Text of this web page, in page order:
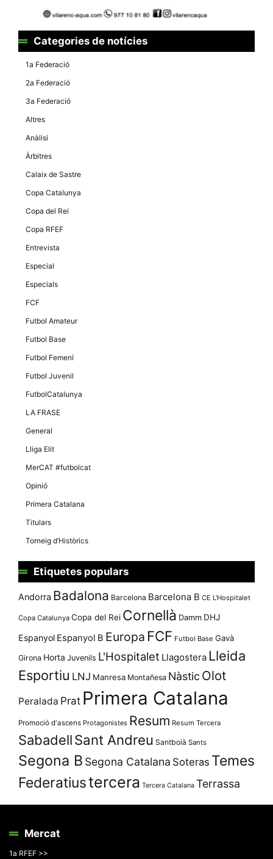
Categories de notícies
1a Federació
2a Federació
3a Federació
Altres
Anàlisi
Àrbitres
Calaix de Sastre
Copa Catalunya
Copa del Rei
Copa RFEF
Entrevista
Especial
Especials
FCF
Futbol Amateur
Futbol Base
Futbol Femení
Futbol Juvenil
FutbolCatalunya
LA FRASE
General
Lliga Elit
MerCAT #futbolcat
Opinió
Primera Catalana
Titulars
Torneig d’Històrics
Etiquetes populars
Andorra Badalona Barcelona Barcelona B CE L'Hospitalet
Copa Catalunya Copa del Rei Cornellà Damm DHJ
Espanyol Espanyol B Europa FCF Futbol Base Gavà
Girona Horta Juvenils L'Hospitalet Llagostera Lleida
Esportiu LNJ Manresa Montañesa Nàstic Olot
Peralada Prat Primera Catalana
Promoció d'ascens Protagonistes Resum Resum Tercera
SabadellSant Andreu Santboià Sants
Segona B Segona Catalana Soteras Temes
Federatiustercera Tercera Catalana Terrassa
Mercat
1a RFEF >>